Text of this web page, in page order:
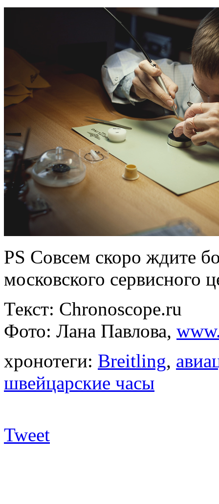
PS Совсем скоро ждите
московского сервисного
Текст: Chronoscope.ru
Фото: Лана Павлова,
хронотеги: Breitling,
швейцарские часы
Tweet